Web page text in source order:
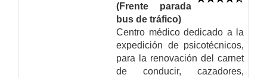
(Frente parada
bus de tráfico)
Centro médico dedicado a la
expedición de psicotécnicos,
para la renovación del carnet
de conducir, cazadores,